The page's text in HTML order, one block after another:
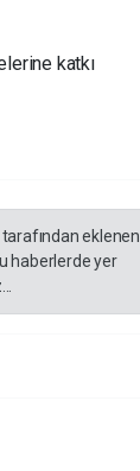
katkı
eklenen
haberlerde yer